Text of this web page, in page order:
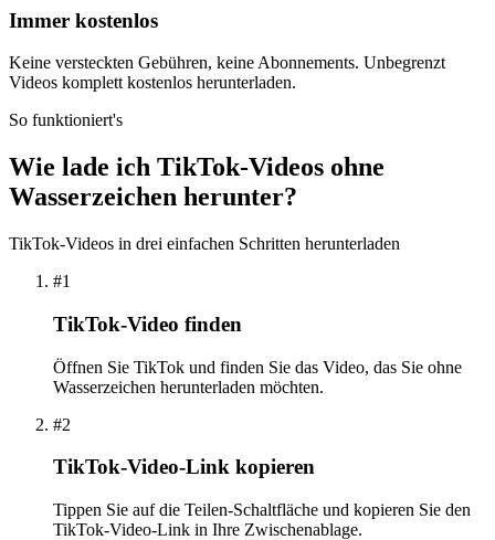
Immer kostenlos
Keine versteckten Gebühren, keine Abonnements. Unbegrenzt
Videos komplett kostenlos herunterladen.
So funktioniert's
Wie lade ich TikTok-Videos ohne
Wasserzeichen herunter?
TikTok-Videos in drei einfachen Schritten herunterladen
#1
TikTok-Video finden
Öffnen Sie TikTok und finden Sie das Video, das Sie ohne
Wasserzeichen herunterladen möchten.
#2
TikTok-Video-Link kopieren
Tippen Sie auf die Teilen-Schaltfläche und kopieren Sie den
TikTok-Video-Link in Ihre Zwischenablage.